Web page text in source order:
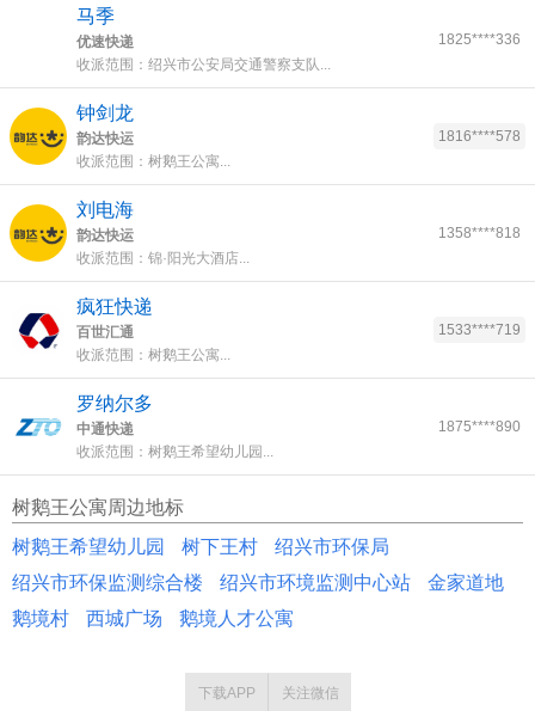
马季
优速快递
收派范围：绍兴市公安局交通警察支队...
1825****336
钟剑龙
韵达快运
收派范围：树鹅王公寓...
1816****578
刘电海
韵达快运
收派范围：锦·阳光大酒店...
1358****818
疯狂快递
百世汇通
收派范围：树鹅王公寓...
1533****719
罗纳尔多
中通快递
收派范围：树鹅王希望幼儿园...
1875****890
树鹅王公寓周边地标
树鹅王希望幼儿园
树下王村
绍兴市环保局
绍兴市环保监测综合楼
绍兴市环境监测中心站
金家道地
鹅境村
西城广场 鹅境人才公寓
下载APP 关注微信